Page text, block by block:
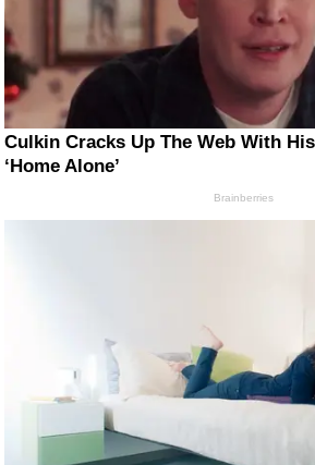
Culkin Cracks Up The Web With
‘Home Alone’
Brainberries